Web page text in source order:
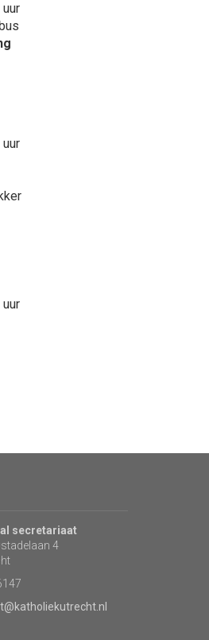
secretariaat
4